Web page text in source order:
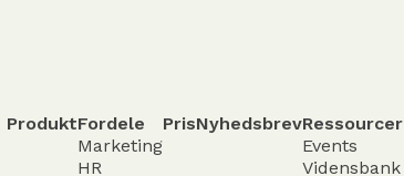
ProduktFordele
Marketing
HR
PrisNyhedsbrevRessourcer
Events
Vidensbank